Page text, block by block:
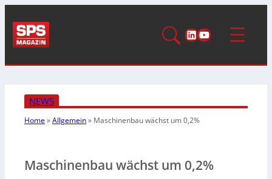
LinkedIn
YouTube
NEWS
Home»Allgemein» Maschinenbau wächst um 0,2%
Maschinenbau wächst um 0,2%